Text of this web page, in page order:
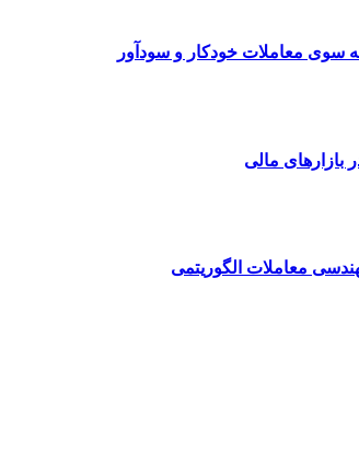
سوی معاملات خودکار و سودآور
بازارهای مالی
معاملات الگوریتمی